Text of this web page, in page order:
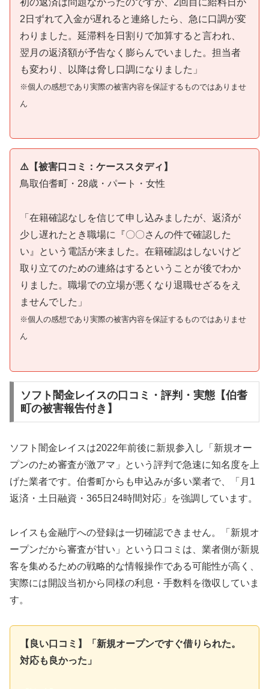
2日ずれて入金が遅れると連絡したら、急に口調が変
わりました。延滞料を日割りで加算すると言われ、
翌月の返済額が予告なく膨らんでいました。担当者
も変わり、以降は脅し口調になりました」
※個人の感想であり実際の被害内容を保証するものではありませ
ん
⚠️【被害口コミ：ケーススタディ】
鳥取伯耆町・28歳・パート・女性
「在籍確認なしを信じて申し込みましたが、返済が
少し遅れたとき職場に『〇〇さんの件で確認した
い』という電話が来ました。在籍確認はしないけど
取り立てのための連絡はするということが後でわか
りました。職場での立場が悪くなり退職せざるをえ
ませんでした」
※個人の感想であり実際の被害内容を保証するものではありませ
ん
ソフト闇金レイスの口コミ・評判・実態【伯耆
町の被害報告付き】
ソフト闇金レイスは2022年前後に新規参入し「新規オー
プンのため審査が激アマ」という評判で急速に知名度を上
げた業者です。伯耆町からも申込みが多い業者で、「月1
返済・土日融資・365日24時間対応」を強調しています。
レイスも金融庁への登録は一切確認できません。「新規オ
ープンだから審査が甘い」という口コミは、業者側が新規
客を集めるための戦略的な情報操作である可能性が高く、
実際には開設当初から同様の利息・手数料を徴収していま
す。
【良い口コミ】「新規オープンですぐ借りられた。
対応も良かった」